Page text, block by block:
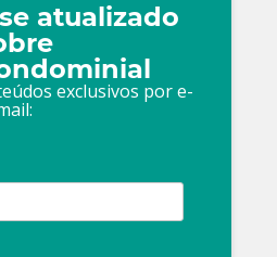
atualizado
exclusivos por e-